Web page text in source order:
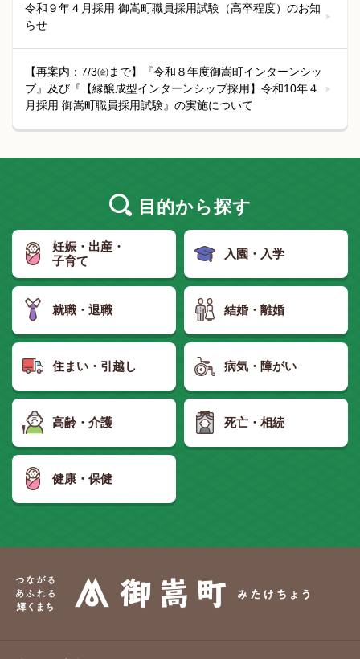
令和９年４月採用 御嵩町職員採用試験（高卒程度）のお知
らせ
【再案内：7/3㈮まで】『令和８年度御嵩町インターンシッ
プ』及び『【縁醸成型インターンシップ採用】令和10年４
月採用 御嵩町職員採用試験』の実施について
目的から探す
妊娠・出産・
子育て
入園・入学
就職・退職 結婚・離婚
住まい・引越し 病気・障がい
高齢・介護 死亡・相続
健康・保健